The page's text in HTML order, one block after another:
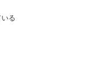
る